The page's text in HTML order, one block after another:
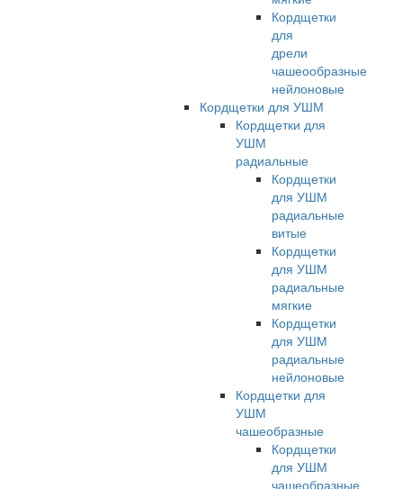
Кордщетки
для
дрели
чашеообразные
нейлоновые
Кордщетки для УШМ
Кордщетки для
УШМ
радиальные
Кордщетки
для УШМ
радиальные
витые
Кордщетки
для УШМ
радиальные
мягкие
Кордщетки
для УШМ
радиальные
нейлоновые
Кордщетки для
УШМ
чашеобразные
Кордщетки
для УШМ
чашеобразные